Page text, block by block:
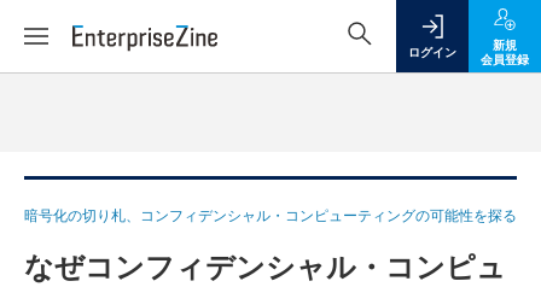
ログイン
新規
会員登録
暗号化の切り札、コンフィデンシャル・コンピューティングの可能性を探る
なぜコンフィデンシャル・コンピュ